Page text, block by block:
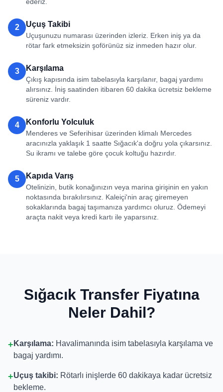
2 Uçuş Takibi
Uçuşunuzu numarası üzerinden izleriz. Erken iniş ya da
rötar fark etmeksizin şoförünüz siz inmeden hazır olur.
3 Karşılama
Çıkış kapısında isim tabelasıyla karşılanır, bagaj yardımı
alırsınız. İniş saatinden itibaren 60 dakika ücretsiz bekleme
süreniz vardır.
4 Konforlu Yolculuk
Menderes ve Seferihisar üzerinden klimalı Mercedes
aracınızla yaklaşık 1 saatte Sığacık'a doğru yola çıkarsınız.
Su ikramı ve talebe göre çocuk koltuğu hazırdır.
5 Kapıda Varış
Otelinizin, butik konağınızın veya marina girişinin en yakın
noktasında bırakılırsınız. Kaleiçi'nin araç giremeyen
sokaklarında bagaj taşımanıza yardımcı oluruz. Ödemeyi
araçta nakit veya kredi kartı ile yaparsınız.
Sığacık Transfer Fiyatına
Neler Dahil?
+ Karşılama: Havalimanında isim tabelasıyla karşılama ve
bagaj yardımı.
+Uçuş takibi: Rötarlı inişlerde 60 dakikaya kadar ücretsiz
bekleme.